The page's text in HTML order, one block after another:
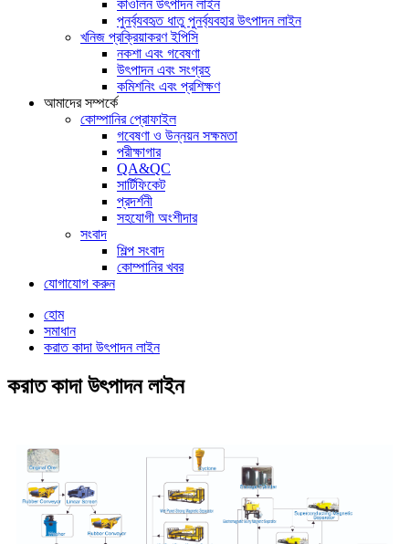
কাওলিন উৎপাদন লাইন
পুনর্ব্যবহৃত ধাতু পুনর্ব্যবহার উৎপাদন লাইন
খনিজ প্রক্রিয়াকরণ ইপিসি
নকশা এবং গবেষণা
উৎপাদন এবং সংগ্রহ
কমিশনিং এবং প্রশিক্ষণ
আমাদের সম্পর্কে
কোম্পানির প্রোফাইল
গবেষণা ও উন্নয়ন সক্ষমতা
পরীক্ষাগার
QA&QC
সার্টিফিকেট
প্রদর্শনী
সহযোগী অংশীদার
সংবাদ
শিল্প সংবাদ
কোম্পানির খবর
যোগাযোগ করুন
হোম
সমাধান
করাত কাদা উৎপাদন লাইন
করাত কাদা উৎপাদন লাইন